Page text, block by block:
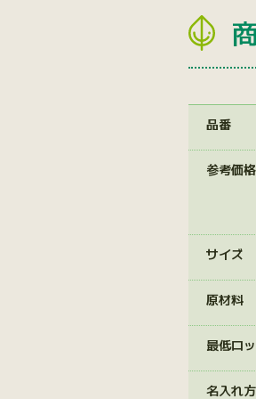
品番
参考価
サイズ
原材料
最低ロ
名入れ